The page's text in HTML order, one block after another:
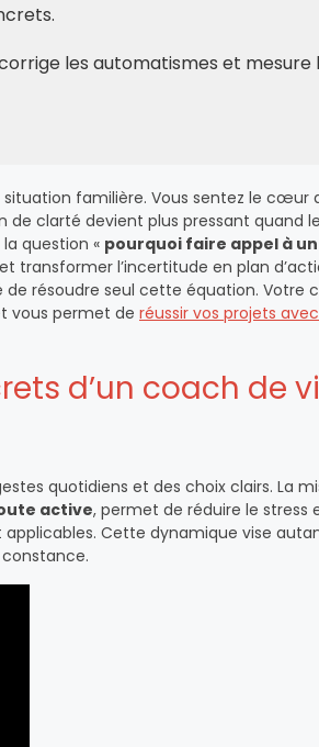
les automatismes et mesure
situation familière. Vous sentez le cœur
clarté devient plus pressant quand
question « pourquoi faire appel à
transformer l’incertitude en plan
résoudre seul cette équation. Votre
vous permet de réussir vos projets
d’un coach de
quotidiens et des choix clairs. La
active, permet de réduire le stress
Cette dynamique vise